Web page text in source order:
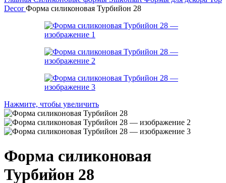
DecorФорма силиконовая Турбийон 28
Нажмите, чтобы увеличить
Форма силиконовая
Турбийон 28